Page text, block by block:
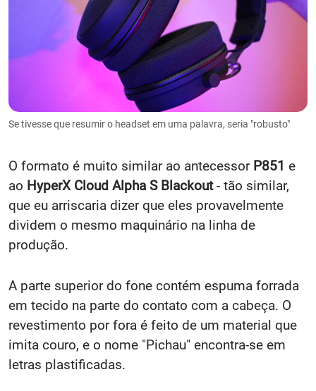
Se tivesse que resumir o headset em uma palavra, seria "robusto"
O formato é muito similar ao antecessor P851 e
ao HyperX Cloud Alpha S Blackout- tão similar,
que eu arriscaria dizer que eles provavelmente
dividem o mesmo maquinário na linha de
produção.
A parte superior do fone contém espuma forrada
em tecido na parte do contato com a cabeça. O
revestimento por fora é feito de um material que
imita couro, e o nome "Pichau" encontra-se em
letras plastificadas.